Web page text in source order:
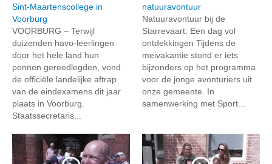
Sint-Maartenscollege in
Voorburg
VOORBURG – Terwijl
duizenden havo-leerlingen
door het hele land hun
pennen gereedlegden, vond
de officiële landelijke aftrap
van de eindexamens dit jaar
plaats in Voorburg.
Staatssecretaris...
natuuravontuur
Natuuravontuur bij de
Starrevaart: Een dag vol
ontdekkingen Tijdens de
meivakantie stond er iets
bijzonders op het programma
voor de jonge avonturiers uit
onze gemeente. In
samenwerking met Sport...